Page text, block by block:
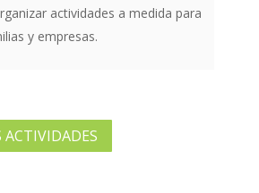
actividades a medida para
y empresas.
ACTIVIDADES